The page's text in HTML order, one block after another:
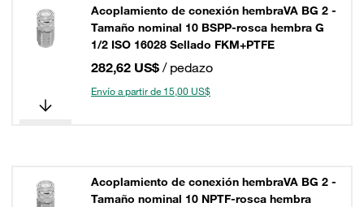
Acoplamiento de conexión hembraVA BG 2 -
Tamaño nominal 10 BSPP-rosca hembra G
1/2 ISO 16028 Sellado FKM+PTFE
282,62 US$ / pedazo
Envío a partir de 15,00 US$
Acoplamiento de conexión hembraVA BG 2 -
Tamaño nominal 10 NPTF-rosca hembra